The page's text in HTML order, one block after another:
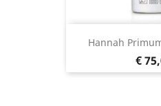
Hannah
Prijs
€